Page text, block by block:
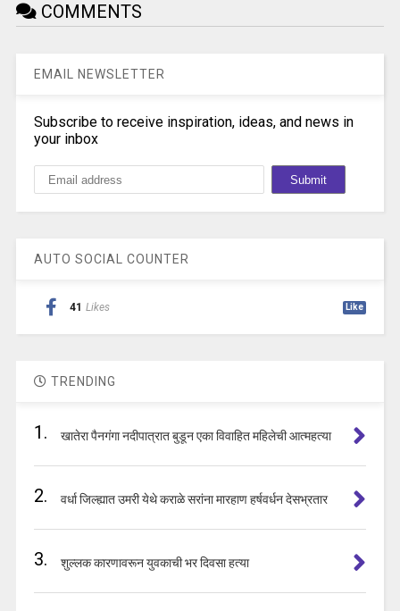
COMMENTS
EMAIL NEWSLETTER
Subscribe to receive inspiration, ideas, and news in
your inbox
AUTO SOCIAL COUNTER
41 Likes Like
TRENDING
1. खातेरा पैनगंगा नदीपात्रात बुडून एका विवाहित महिलेची आत्महत्या
2. वर्धा जिल्ह्यात उमरी येथे कराळे सरांना मारहाण हर्षवर्धन देसभ्रतार
3. शुल्लक कारणावरून युवकाची भर दिवसा हत्या